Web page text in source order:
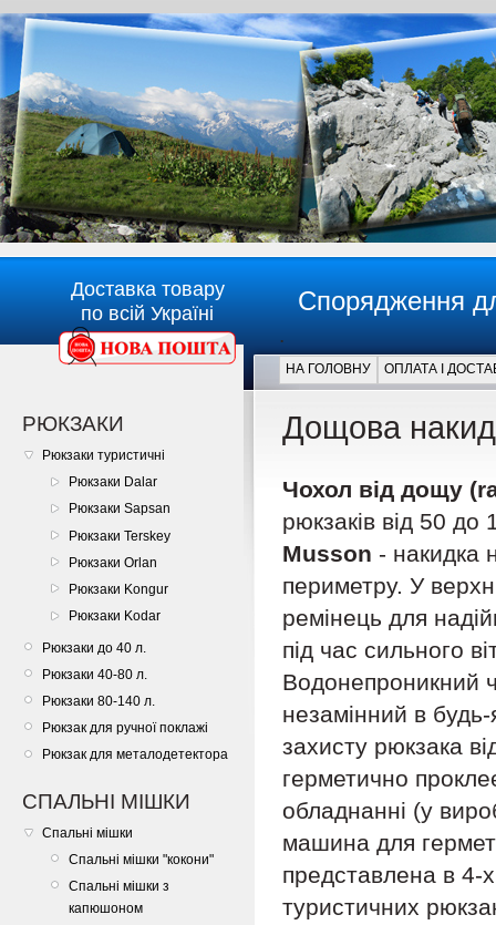
Доставка товару
по всій Україні
Спорядження
.
НА ГОЛОВНУ ОПЛАТА І
РЮКЗАКИ
Рюкзаки туристичні
Рюкзаки Dalar
Рюкзаки Sapsan
Рюкзаки Terskey
Рюкзаки Orlan
Рюкзаки Kongur
Рюкзаки Kodar
Рюкзаки до 40 л.
Рюкзаки 40-80 л.
Рюкзаки 80-140 л.
Рюкзак для ручної поклажі
Рюкзак для металодетектора
СПАЛЬНІ МІШКИ
Спальні мішки
Спальні мішки "кокони"
Спальні мішки з
капюшоном
Главная
Дощова
Чохол від дощу
рюкзаків від 50 до
Musson - накидка
периметру. У
ремінець для
під час сильного
Водонепроникний
незамінний в
захисту рюкзака
герметично
обладнанні (у
машина для
представлена ​​в 4-
туристичних